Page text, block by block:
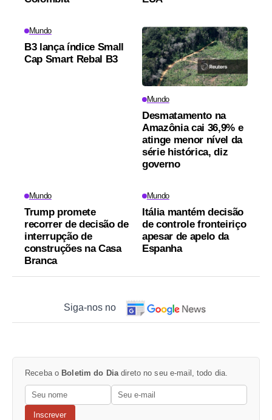
Mundo
B3 lança índice Small
Cap Smart Rebal B3
Mundo
Desmatamento na
Amazônia cai 36,9% e
atinge menor nível da
série histórica, diz
governo
Mundo
Trump promete
recorrer de decisão de
interrupção de
construções na Casa
Branca
Mundo
Itália mantém decisão
de controle fronteiriço
apesar de apelo da
Espanha
Siga-nos no
Receba o Boletim do Diadireto no seu e-mail, todo dia.
Inscrever